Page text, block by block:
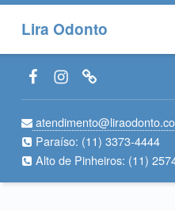
Lira Odonto
Facebook LiraOdonto
Instagram LiraOdonto
Site LiraOdonto
Paraíso: (11) 3373-4444
Alto de Pinheiros: (11)